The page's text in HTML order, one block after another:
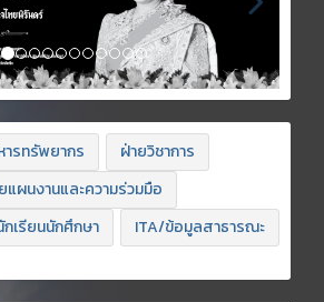
รทรัพยากร
ฝ่ายวิชาการ
แผนงานและความร่วมมือ
เรียนนักศึกษา
ITA/ข้อมูลสาธารณะ